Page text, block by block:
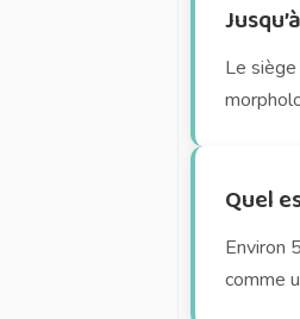
Le
Quel
Environ
comme